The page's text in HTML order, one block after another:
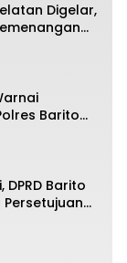
Digelar,
Barito
Barito
APBD